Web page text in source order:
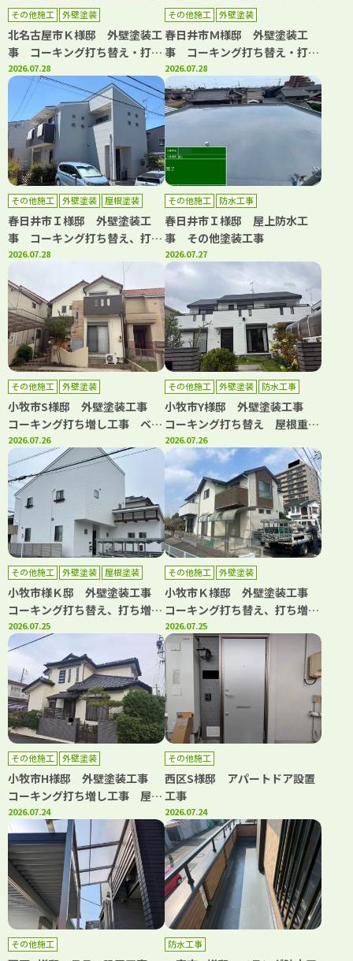
その他施工 外壁塗装
北名古屋市Ｋ様邸 外壁塗装工
事 コーキング打ち替え・打ち
増し工事 屋根カバー工事 ト
ップコート工事
2026.07.28
その他施工 外壁塗装
春日井市Ｍ様邸 外壁塗装工
事 コーキング打ち替え・打ち
増し工事 バルコニートップコ
ート工事
2026.07.28
その他施工 外壁塗装 屋根塗装
春日井市Ｉ様邸 外壁塗装工
事 コーキング打ち替え、打ち
増し工事 屋根塗装工事 トッ
2026.07.28
その他施工 防水工事
春日井市Ｉ様邸 屋上防水工
事 その他塗装工事
2026.07.27
その他施工 外壁塗装
小牧市S様邸 外壁塗装工事
コーキング打ち増し工事 ベラ
ンダトップコート工事
2026.07.26
その他施工 外壁塗装 防水工事
小牧市Y様邸 外壁塗装工事
コーキング打ち替え 屋根重ね
葺き工事 ベランダ防水工事
水道管カバー取り換え工事
2026.07.26
その他施工 外壁塗装 屋根塗装
小牧市様Ｋ邸 外壁塗装工事
コーキング打ち替え、打ち増し
工事 屋根塗装工事 ベランダ
トップコート工事
2026.07.25
その他施工 外壁塗装
小牧市Ｋ様邸 外壁塗装工事
コーキング打ち替え、打ち増し
工事 屋根カバー工事 ベラン
ダトップコート工事
2026.07.25
その他施工 外壁塗装
小牧市H様邸 外壁塗装工事
コーキング打ち増し工事 屋根
漆喰工事
2026.07.24
その他施工
西区S様邸 アパートドア設置
工事
2026.07.24
その他施工 防水工事